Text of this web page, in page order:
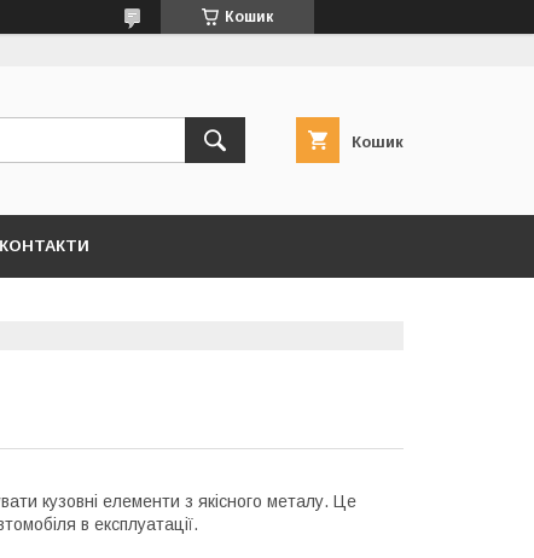
Кошик
Кошик
КОНТАКТИ
кузовні елементи з якісного металу. Це
в експлуатації.